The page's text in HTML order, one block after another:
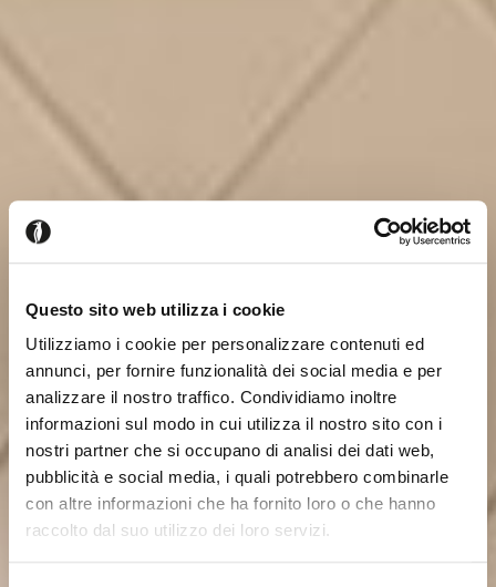
Questo sito web utilizza i cookie
Utilizziamo i cookie per personalizzare contenuti ed
annunci, per fornire funzionalità dei social media e per
analizzare il nostro traffico. Condividiamo inoltre
informazioni sul modo in cui utilizza il nostro sito con i
nostri partner che si occupano di analisi dei dati web,
pubblicità e social media, i quali potrebbero combinarle
con altre informazioni che ha fornito loro o che hanno
raccolto dal suo utilizzo dei loro servizi.
Seems like you’re browsing from Close